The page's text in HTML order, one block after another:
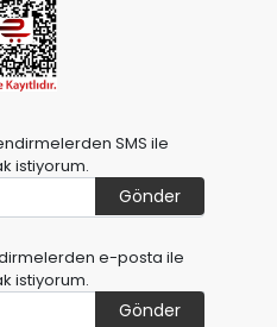
SMS ile
istiyorum.
Gönder
e-posta ile
istiyorum.
Gönder